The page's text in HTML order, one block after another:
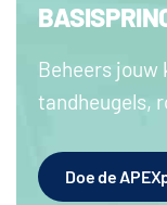
Beheers
tandheugels,
Doe de